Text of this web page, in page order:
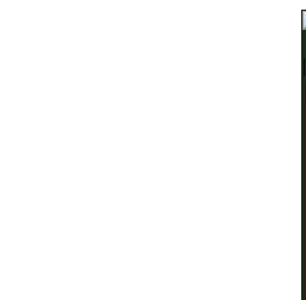
|